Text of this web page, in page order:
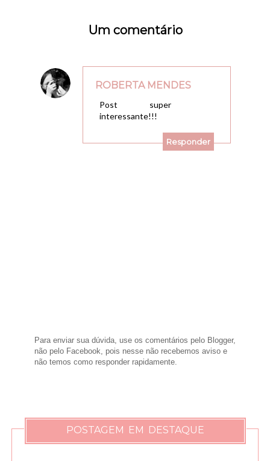
Um comentário
ROBERTA MENDES
Post super
interessante!!!
Responder
Para enviar sua dúvida, use os comentários pelo Blogger,
não pelo Facebook, pois nesse não recebemos aviso e
não temos como responder rapidamente.
POSTAGEM EM DESTAQUE